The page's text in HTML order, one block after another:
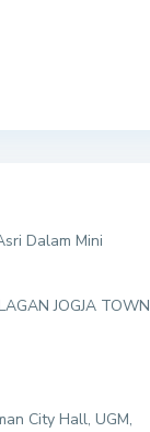
Dalam Mini
JOGJA TOWN
City Hall, UGM,